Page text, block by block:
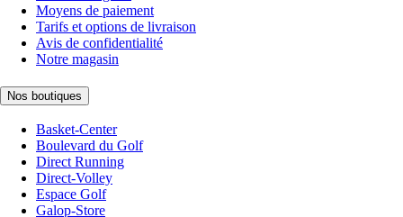
Moyens de paiement
Tarifs et options de livraison
Avis de confidentialité
Notre magasin
Nos boutiques
Basket-Center
Boulevard du Golf
Direct Running
Direct-Volley
Espace Golf
Galop-Store